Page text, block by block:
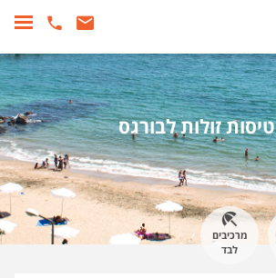
מרכיבים
לבד
טיסות זולות לבורגס